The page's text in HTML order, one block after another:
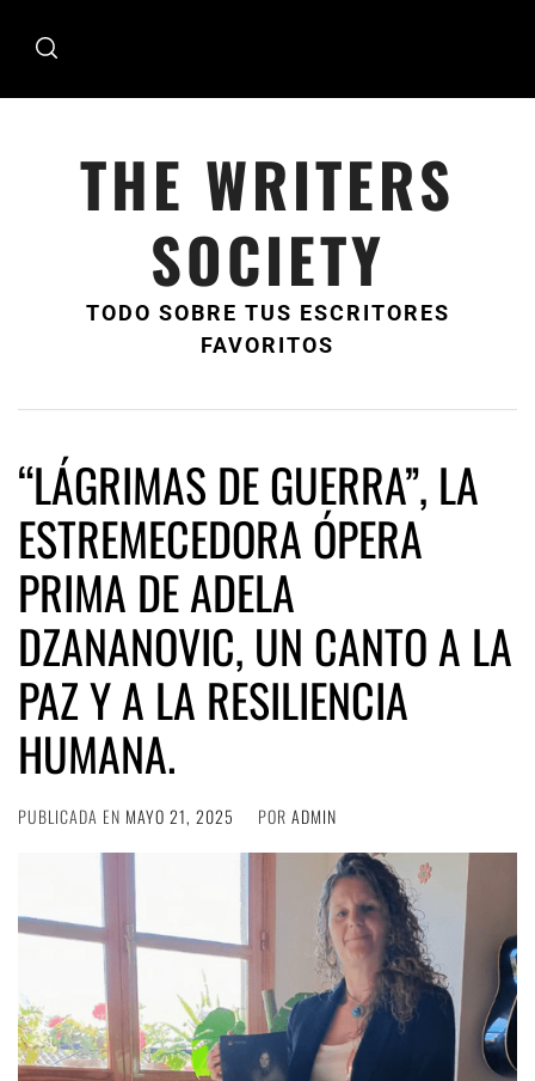
THE WRITERS
SOCIETY
TODO SOBRE TUS ESCRITORES
FAVORITOS
“LÁGRIMAS DE GUERRA”, LA
ESTREMECEDORA ÓPERA
PRIMA DE ADELA
DZANANOVIC, UN CANTO A LA
PAZ Y A LA RESILIENCIA
HUMANA.
PUBLICADA EN MAYO 21, 2025 POR ADMIN